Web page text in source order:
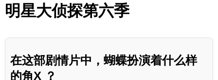
明星大侦探第六季
在这部剧情片中，蝴蝶扮演着什么样
的角X ？